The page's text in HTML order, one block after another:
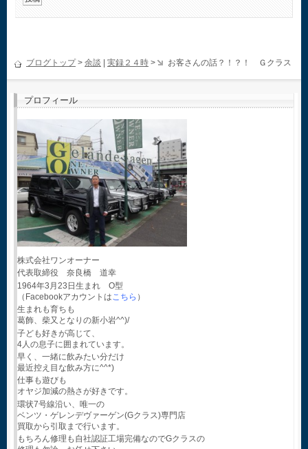
ブログトップ> 余談 実録２４時 > お客さんの話？！？！ Ｇクラス
プロフィール
株式会社ワンオーナー
代表取締役 奈良橋 道幸
1964年3月23日生まれ O型
（Facebookアカウントはこちら ）
生まれも育ちも
葛飾、柴又となりの新小岩^^)/
子ども好きが高じて、
4人の息子に囲まれています。
早く、一緒に飲みたい分だけ
最近控え目な飲み方に^^*)
仕事も遊びも
オヤジ加減の熱さが好きです。
環状7号線沿い、唯一の
ベンツ・ゲレンデヴァーゲン(Gクラス)専門店
買取から引取まで行います。
もちろん修理も自社認証工場完備なのでGクラスの